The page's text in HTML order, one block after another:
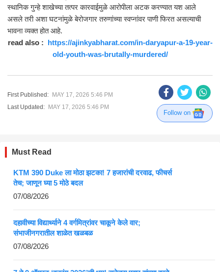
स्थानिक गुन्हे शाखेच्या तत्पर कारवाईमुळे आरोपीला अटक करण्यात यश आले
असले तरी अशा घटनांमुळे बेरोजगार तरुणांच्या स्वप्नांवर पाणी फिरत असल्याची
भावना व्यक्त होत आहे.
read also : https://ajinkyabharat.com/in-daryapur-a-19-year-
old-youth-was-brutally-murdered/
First Published: MAY 17, 2026 5:46 PM
Last Updated: MAY 17, 2026 5:46 PM
Follow on
Must Read
KTM 390 Duke ला मोठा झटका! 7 हजारांची दरवाढ, फीचर्स
तेच; जाणून घ्या 5 मोठे बदल
07/08/2026
दहावीच्या विद्यार्थ्याने 4 वर्गमित्रांवर चाकूने केले वार;
संभाजीनगरातील शाळेत खळबळ
07/08/2026